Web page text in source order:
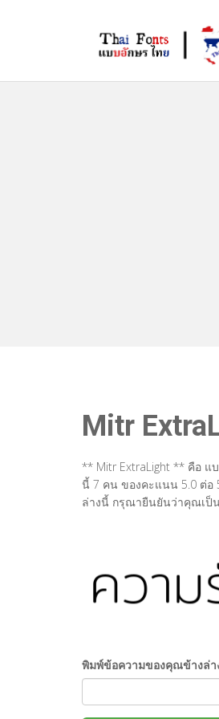
Mitr
** Mitr ExtraLight ** คือ แ
นี้ 7 คน ของคะแนน 5.0 ต่อ
ล่างนี้ กรุณายืนยันว่าคุณเป็
พิมพ์ข้อความของคุณข้างล่า